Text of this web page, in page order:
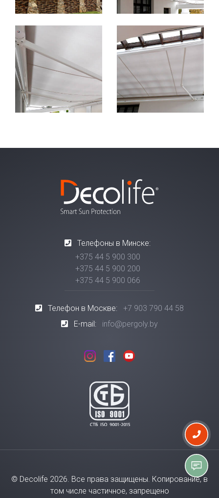
Телефоны в Минске:
+375 44 5 900 300
+375 44 5 900 200
+375 44 5 900 066
Телефон в Москве:
+7 903 790 44 58
E-mail:
info@pergoly.by
© Decolife 2026. Все права защищены. Копирование, в
том числе частичное, запрещено